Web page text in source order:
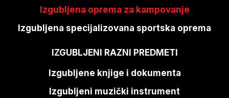
Izgubljena oprema za kampovanje
Izgubljena specijalizovana sportska oprema
IZGUBLJENI RAZNI PREDMETI
Izgubljene knjige i dokumenta
Izgubljeni muzički instrument